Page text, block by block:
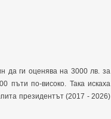
да ги оценява на 3000 лв. за
пъти по-високо. Така искаха
президентът (2017 - 2026)